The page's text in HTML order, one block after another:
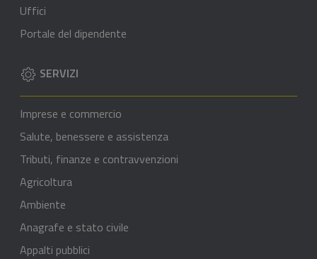
Uffici
Portale del dipendente
SERVIZI
Imprese e commercio
Salute, benessere e assistenza
Tributi, finanze e contravvenzioni
Agricoltura
Ambiente
Anagrafe e stato civile
Appalti pubblici